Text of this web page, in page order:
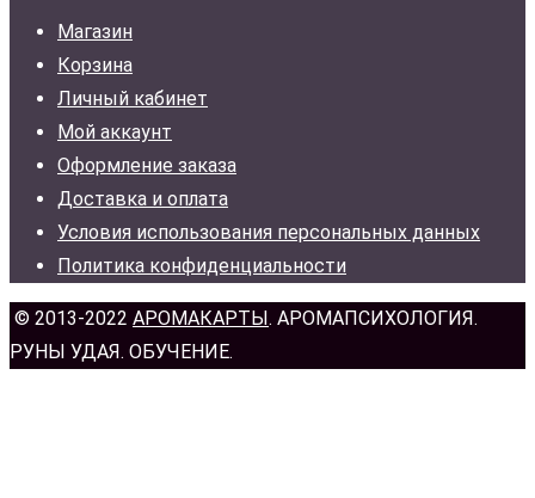
Магазин
Корзина
Личный кабинет
Мой аккаунт
Оформление заказа
Доставка и оплата
Условия использования персональных данных
Политика конфиденциальности
© 2013-2022 АРОМАКАРТЫ . АРОМАПСИХОЛОГИЯ.
РУНЫ УДАЯ. ОБУЧЕНИЕ.